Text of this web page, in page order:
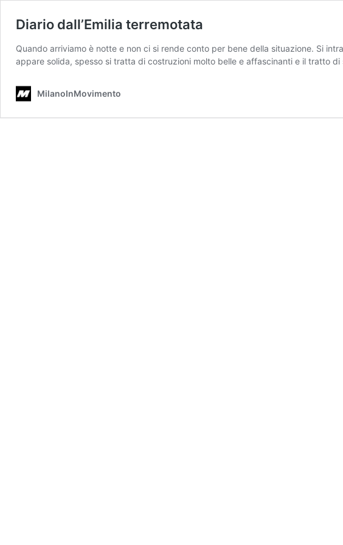
Diario dall’Emilia terremotata
Quando arriviamo è notte e non ci si rende conto per bene della situazione. Si
appare solida, spesso si tratta di costruzioni molto belle e affascinanti e il tratto
MilanoInMovimento